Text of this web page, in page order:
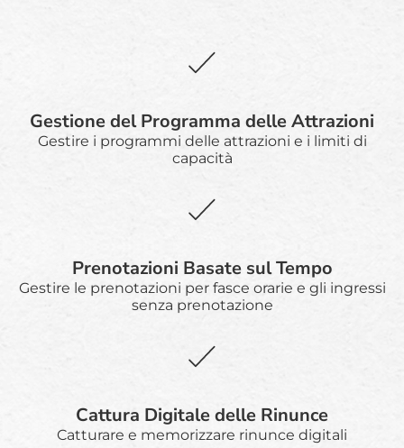
Gestione del Programma delle Attrazioni
Gestire i programmi delle attrazioni e i limiti di
capacità
Prenotazioni Basate sul Tempo
Gestire le prenotazioni per fasce orarie e gli ingressi
senza prenotazione
Cattura Digitale delle Rinunce
Catturare e memorizzare rinunce digitali